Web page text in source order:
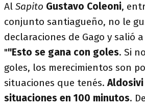
Al Sapito Gustavo Coleoni,
conjunto santiagueño, no le
declaraciones de Gago y salió
""Esto se gana con goles. Si
goles, los merecimientos son
situaciones que tenés.
situaciones en 100 minutos.